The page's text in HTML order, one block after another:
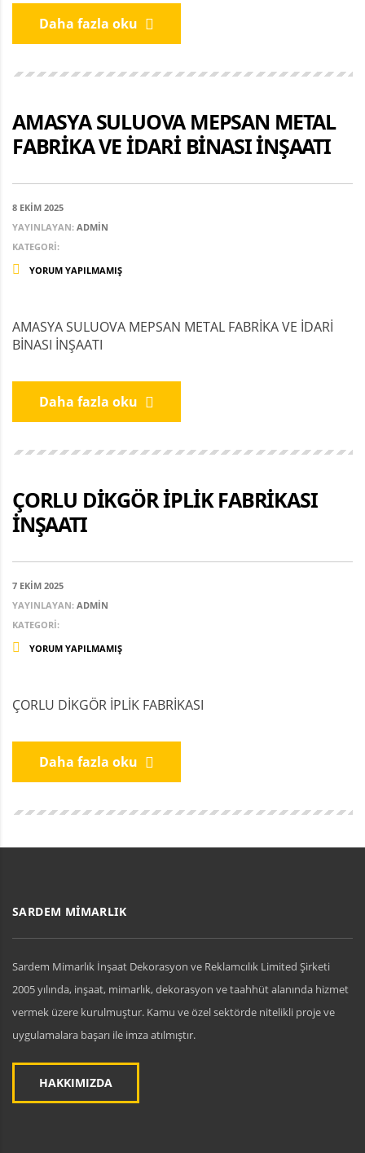
Daha fazla oku
AMASYA SULUOVA MEPSAN METAL
FABRİKA VE İDARİ BİNASI İNŞAATI
8 EKIM 2025
YAYINLAYAN: ADMIN
KATEGORI:
YORUM YAPILMAMIŞ
AMASYA SULUOVA MEPSAN METAL FABRİKA VE İDARİ
BİNASI İNŞAATI
Daha fazla oku
ÇORLU DİKGÖR İPLİK FABRİKASI
İNŞAATI
7 EKIM 2025
YAYINLAYAN: ADMIN
KATEGORI:
YORUM YAPILMAMIŞ
ÇORLU DİKGÖR İPLİK FABRİKASI
Daha fazla oku
SARDEM MİMARLIK
Sardem Mimarlık İnşaat Dekorasyon ve Reklamcılık Limited Şirketi
2005 yılında, inşaat, mimarlık, dekorasyon ve taahhüt alanında hizmet
vermek üzere kurulmuştur. Kamu ve özel sektörde nitelikli proje ve
uygulamalara başarı ile imza atılmıştır.
HAKKIMIZDA